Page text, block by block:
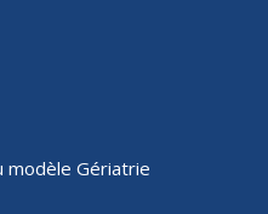
modèle Gériatrie